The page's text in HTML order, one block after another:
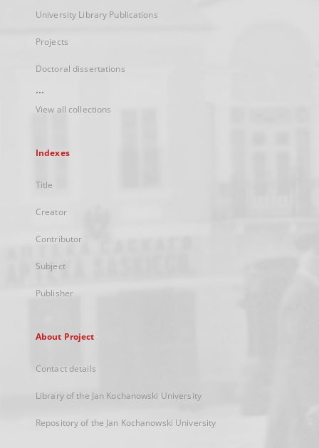
University Library Publications
Projects
Doctoral dissertations
...
View all collections
Indexes
Title
Creator
Contributor
Subject
Publisher
About Project
Contact details
Library of the Jan Kochanowski University
Repository of the Jan Kochanowski University